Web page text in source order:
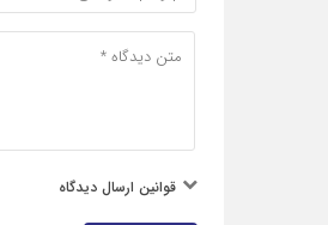
قوانین ارسال دیدگاه